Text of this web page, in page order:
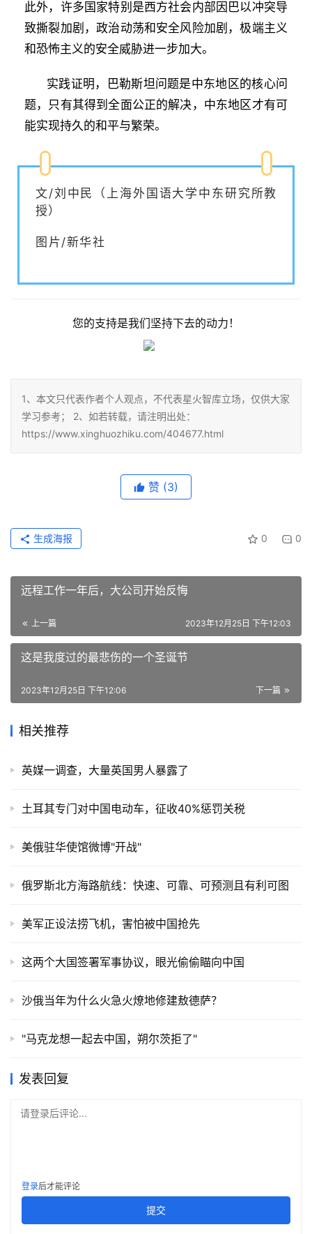
此外，许多国家特别是西方社会内部因巴以冲突导
致撕裂加剧，政治动荡和安全风险加剧，极端主义
和恐怖主义的安全威胁进一步加大。
实践证明，巴勒斯坦问题是中东地区的核心问
题，只有其得到全面公正的解决，中东地区才有可
能实现持久的和平与繁荣。
文/刘中民（上海外国语大学中东研究所教
授）
图片/新华社
您的支持是我们坚持下去的动力！
1、本文只代表作者个人观点，不代表星火智库立场，仅供大家
学习参考； 2、如若转载，请注明出处：
https://www.xinghuozhiku.com/404677.html
赞 (3)
0 0
生成海报
远程工作一年后，大公司开始反悔
上一篇 2023年12月25日 下午12:03
这是我度过的最悲伤的一个圣诞节
下一篇
2023年12月25日 下午12:06
相关推荐
英媒一调查，大量英国男人暴露了
土耳其专门对中国电动车，征收40%惩罚关税
美俄驻华使馆微博"开战"
俄罗斯北方海路航线：快速、可靠、可预测且有利可图
美军正设法捞飞机，害怕被中国抢先
这两个大国签署军事协议，眼光偷偷瞄向中国
沙俄当年为什么火急火燎地修建敖德萨？
"马克龙想一起去中国，朔尔茨拒了"
发表回复
请登录后评论...
登录后才能评论
提交